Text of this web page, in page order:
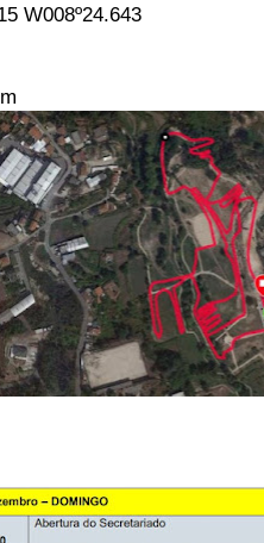
W008º24.643